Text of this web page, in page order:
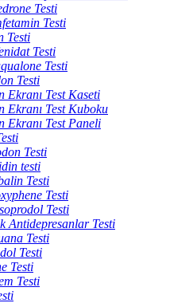
Testi
Testi
Testi
Testi
Testi
Testi
Ekranı Test Kaseti
Ekranı Test Kuboku
Ekranı Test Paneli
Testi
testi
Testi
Testi
Testi
Antidepresanlar Testi
Testi
Testi
Testi
Testi